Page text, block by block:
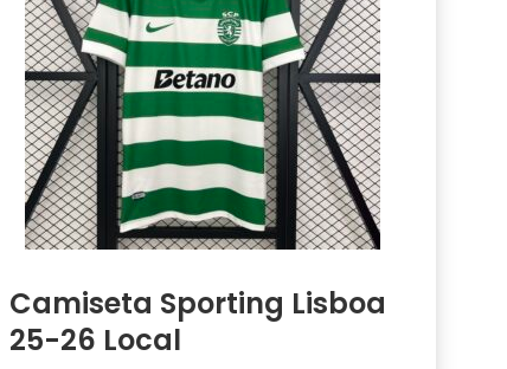
Camiseta Sporting Lisboa
25-26 Local